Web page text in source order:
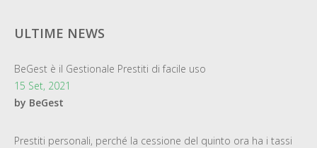
ULTIME NEWS
BeGest è il Gestionale Prestiti di facile uso
15 Set, 2021
by BeGest
Prestiti personali, perché la cessione del quinto ora ha i tassi